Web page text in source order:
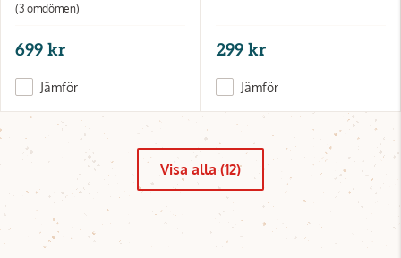
(3 omdömen)
699 kr
Jämför
299 kr
Jämför
Visa alla (12)